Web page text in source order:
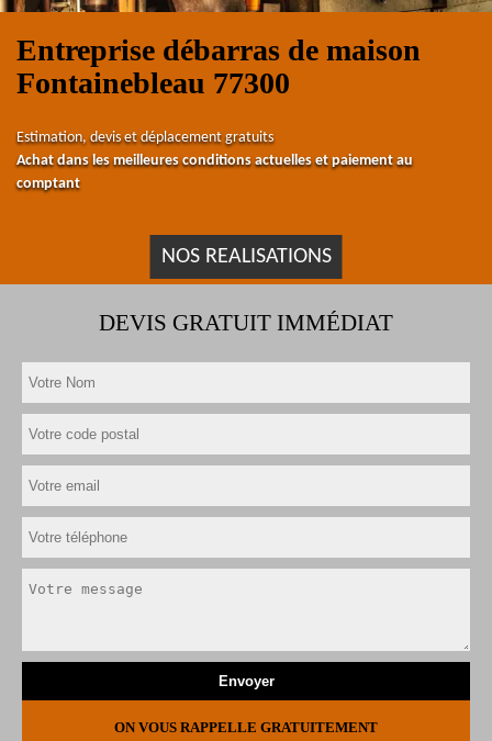
Entreprise débarras de maison
Fontainebleau 77300
Estimation, devis et déplacement gratuits
Achat dans les meilleures conditions actuelles et paiement au
comptant
NOS REALISATIONS
DEVIS GRATUIT IMMÉDIAT
ON VOUS RAPPELLE GRATUITEMENT